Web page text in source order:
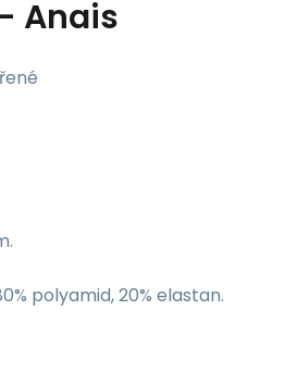
Anais
polyamid, 20% elastan.